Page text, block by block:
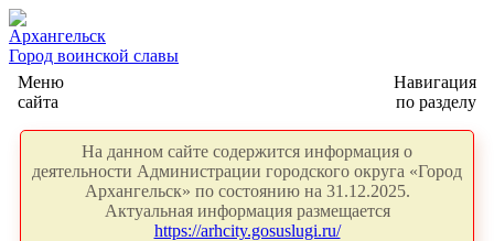
Архангельск
Город воинской славы
Меню
сайта
Навигация
по разделу
На данном сайте содержится информация о
деятельности Администрации городского округа «Город
Архангельск» по состоянию на 31.12.2025.
Актуальная информация размещается
https://arhcity.gosuslugi.ru/